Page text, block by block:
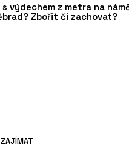
s výdechem z metra na
Zbořit či zachovat?
ZAJÍMAT